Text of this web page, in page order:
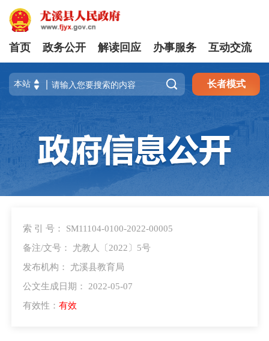
首页 政务公开 解读回应 办事服务 互动交流
 长者模式
索 引 号： SM11104-0100-2022-00005
备注/文号： 尤教人〔2022〕5号
发布机构： 尤溪县教育局
公文生成日期： 2022-05-07
有效性： 有效